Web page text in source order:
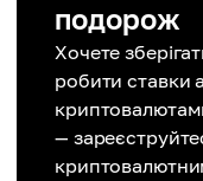
подорож
Хочете
робити ставки
—